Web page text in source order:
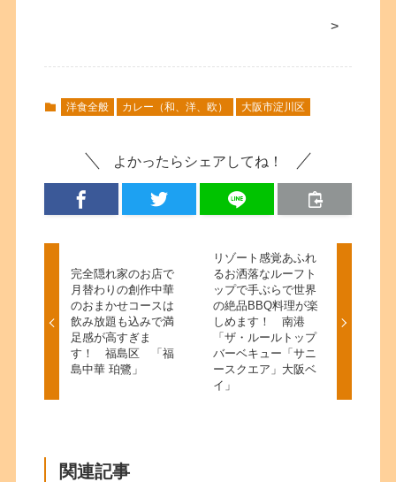
>
洋食全般 カレー（和、洋、欧） 大阪市淀川区
よかったらシェアしてね！
完全隠れ家のお店で
月替わりの創作中華
のおまかせコースは
飲み放題も込みで満
足感が高すぎま
す！ 福島区 「福
島中華 珀鷺」
リゾート感覚あふれ
るお洒落なルーフト
ップで手ぶらで世界
の絶品BBQ料理が楽
しめます！ 南港
「ザ・ルールトップ
バーベキュー「サニ
ースクエア」大阪ベ
イ」
関連記事